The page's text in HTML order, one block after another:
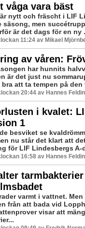
våga vara bäst
nytt och fräscht i LIF
säsong, men
är det dags för en ny
11:24 av Mikael
av våren:
har hunnits
är det just nu
bra att ta tempen på den
20:44 av Hannes
i kvalet:
1
besviket se
nu står det klart att
för LIF Lindesbergs A-
16:58 av Hannes
varmt i vattnet.
från att bada vid
visar att